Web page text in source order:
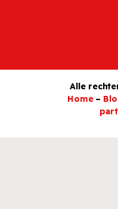
Alle
Home –